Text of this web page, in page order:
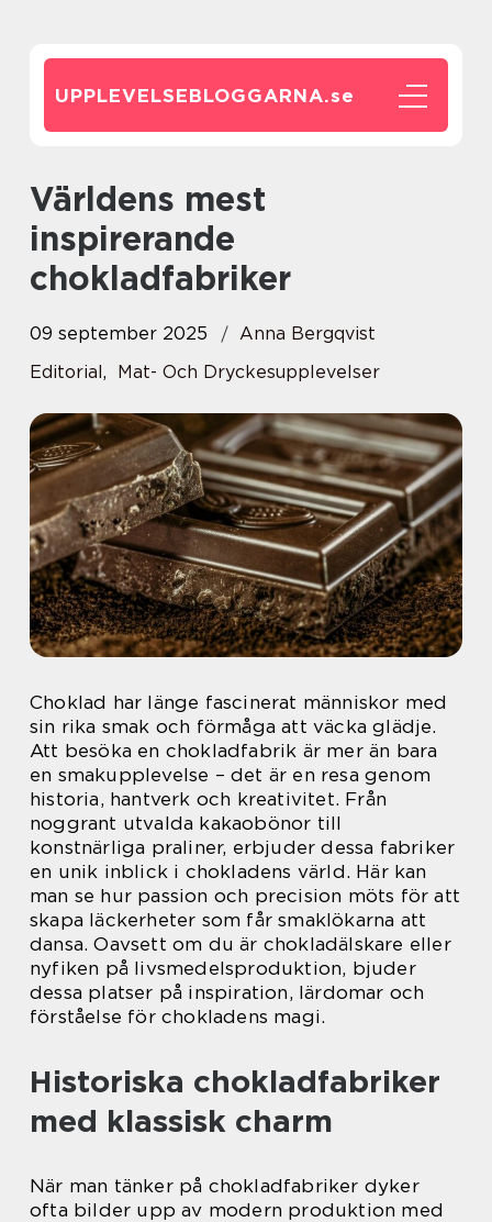
UPPLEVELSEBLOGGARNA.se
Världens mest
inspirerande
chokladfabriker
09 september 2025
Anna Bergqvist
Editorial, Mat- Och Dryckesupplevelser
Choklad har länge fascinerat människor med
sin rika smak och förmåga att väcka glädje.
Att besöka en chokladfabrik är mer än bara
en smakupplevelse – det är en resa genom
historia, hantverk och kreativitet. Från
noggrant utvalda kakaobönor till
konstnärliga praliner, erbjuder dessa fabriker
en unik inblick i chokladens värld. Här kan
man se hur passion och precision möts för att
skapa läckerheter som får smaklökarna att
dansa. Oavsett om du är chokladälskare eller
nyfiken på livsmedelsproduktion, bjuder
dessa platser på inspiration, lärdomar och
förståelse för chokladens magi.
Historiska chokladfabriker
med klassisk charm
När man tänker på chokladfabriker dyker
ofta bilder upp av modern produktion med